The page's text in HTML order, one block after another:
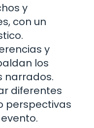
y
con un
y
los
narrados.
diferentes
perspectivas